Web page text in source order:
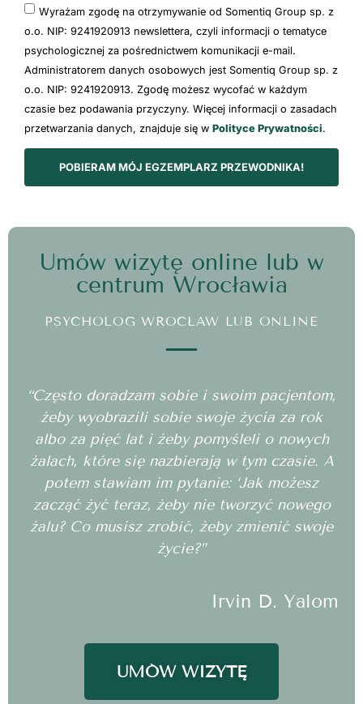
Wyrażam zgodę na otrzymywanie od Somentiq Group sp. z
o.o. NIP: 9241920913 newslettera, czyli informacji o tematyce
psychologicznej za pośrednictwem komunikacji e-mail.
Administratorem danych osobowych jest Somentiq Group sp. z
o.o. NIP: 9241920913. Zgodę możesz wycofać w każdym
czasie bez podawania przyczyny. Więcej informacji o zasadach
przetwarzania danych, znajduje się w Polityce Prywatności.
POBIERAM MÓJ EGZEMPLARZ PRZEWODNIKA!
Umów wizytę online lub w
centrum Wrocławia
PSYCHOLOG WROCŁAW LUB ONLINE
“Często doradzam sobie i swoim pacjentom,
żeby wyobrazili sobie swoje życia za rok
albo za pięć lat i żeby pomyśleli o nowych
żalach, które się nazbierają w tym czasie. A
potem stawiam im pytanie: ‘Jak możesz
zacząć żyć teraz, żeby nie tworzyć nowego
żalu? Co musisz zrobić, żeby zmienić swoje
życie?”
Irvin D. Yalom
UMÓW WIZYTĘ